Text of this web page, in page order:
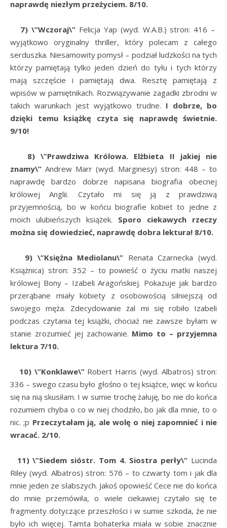
naprawdę niezłym przeżyciem. 8/10.
7) \”Wczoraj\” Felicja Yap (wyd. W.A.B.) stron: 416 –
wyjątkowo oryginalny thriller, który polecam z całego
serduszka. Niesamowity pomysł – podział ludzkości na tych
którzy pamiętają tylko jeden dzień do tyłu i tych którzy
mają szczęście i pamiętają dwa. Resztę pamiętają z
wpisów w pamiętnikach. Rozwiązywanie zagadki zbrodni w
takich warunkach jest wyjątkowo trudne. I dobrze, bo
dzięki temu książkę czyta się naprawdę świetnie.
9/10!
8) \”Prawdziwa Królowa. Elżbieta II jakiej nie
znamy\” Andrew Marr (wyd. Marginesy) stron: 448 – to
naprawdę bardzo dobrze napisana biografia obecnej
królowej Anglii. Czytało mi się ją z prawdziwą
przyjemnością, bo w końcu biografie kobiet to jedne z
moich ulubieńszych książek. Sporo ciekawych rzeczy
można się dowiedzieć, naprawdę dobra lektura! 8/10.
9) \”Księżna Mediolanu\” Renata Czarnecka (wyd.
Książnica) stron: 352 – to powieść o życiu matki naszej
królowej Bony – Izabeli Aragońskiej. Pokazuje jak bardzo
przerąbane miały kobiety z osobowością silniejszą od
swojego męża. Zdecydowanie żal mi się robiło Izabeli
podczas czytania tej książki, chociaż nie zawsze byłam w
stanie zrozumieć jej zachowanie. Mimo to – przyjemna
lektura 7/10.
10) \”Konklawe\” Robert Harris (wyd. Albatros) stron:
336 – swego czasu było głośno o tej książce, więc w końcu
się na nią skusiłam. I w sumie trochę żałuję, bo nie do końca
rozumiem chyba o co w niej chodziło, bo jak dla mnie, to o
nic. ;p Przeczytałam ją, ale wolę o niej zapomnieć i nie
wracać. 2/10.
11) \”Siedem sióstr. Tom 4. Siostra perły\” Lucinda
Riley (wyd. Albatros) stron: 576 – to czwarty tom i jak dla
mnie jeden ze słabszych. Jakoś opowieść Cece nie do końca
do mnie przemówiła, o wiele ciekawiej czytało się te
fragmenty dotyczące przeszłości i w sumie szkoda, że nie
było ich więcej. Tamta bohaterka miała w sobie znacznie